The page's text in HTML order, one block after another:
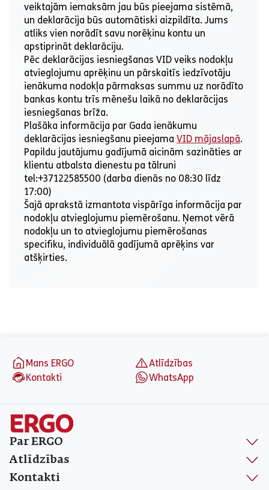
veiktajām iemaksām jau būs pieejama sistēmā,
un deklarācija būs automātiski aizpildīta. Jums
atliks vien norādīt savu norēķinu kontu un
apstiprināt deklarāciju.
Pēc deklarācijas iesniegšanas VID veiks nodokļu
atvieglojumu aprēķinu un pārskaitīs iedzīvotāju
ienākuma nodokļa pārmaksas summu uz norādīto
bankas kontu trīs mēnešu laikā no deklarācijas
iesniegšanas brīža.
Plašāka informācija par Gada ienākumu
deklarācijas iesniegšanu pieejama VID mājaslapā.
Papildu jautājumu gadījumā aicinām sazināties ar
klientu atbalsta dienestu pa tālruni
tel:+37122585500 (darba dienās no 08:30 līdz
17:00)
Šajā aprakstā izmantota vispārīga informācija par
nodokļu atvieglojumu piemērošanu. Ņemot vērā
nodokļu un to atvieglojumu piemērošanas
specifiku, individuālā gadījumā aprēķins var
atšķirties.
Mans ERGO
Atlīdzības
Kontakti
WhatsApp
Par ERGO
Atlīdzības
Kontakti